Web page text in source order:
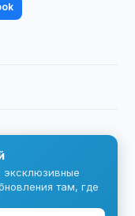
эксклюзивные
там, где